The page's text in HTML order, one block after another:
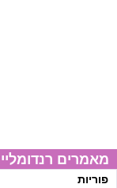
מאמרים
פוריות